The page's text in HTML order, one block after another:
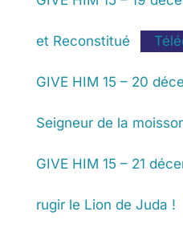
et Reconstitué
GIVE HIM 15 – 20
Seigneur de la
GIVE HIM 15 – 21
rugir le Lion de Juda !